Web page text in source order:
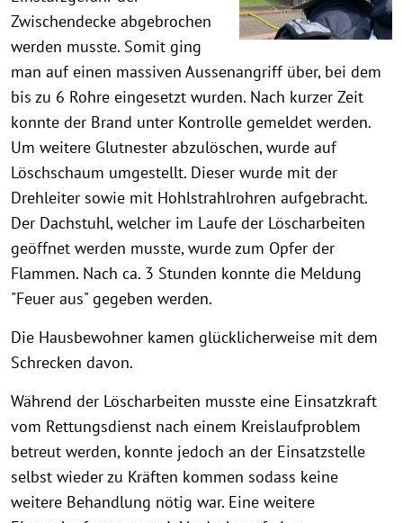
Zwischendecke abgebrochen
werden musste. Somit ging
man auf einen massiven Aussenangriff über, bei dem
bis zu 6 Rohre eingesetzt wurden. Nach kurzer Zeit
konnte der Brand unter Kontrolle gemeldet werden.
Um weitere Glutnester abzulöschen, wurde auf
Löschschaum umgestellt. Dieser wurde mit der
Drehleiter sowie mit Hohlstrahlrohren aufgebracht.
Der Dachstuhl, welcher im Laufe der Löscharbeiten
geöffnet werden musste, wurde zum Opfer der
Flammen. Nach ca. 3 Stunden konnte die Meldung
"Feuer aus" gegeben werden.
Die Hausbewohner kamen glücklicherweise mit dem
Schrecken davon.
Während der Löscharbeiten musste eine Einsatzkraft
vom Rettungsdienst nach einem Kreislaufproblem
betreut werden, konnte jedoch an der Einsatzstelle
selbst wieder zu Kräften kommen sodass keine
weitere Behandlung nötig war. Eine weitere